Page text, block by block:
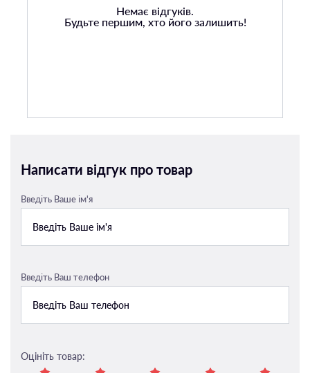
Немає відгуків.
Будьте першим, хто його залишить!
Написати відгук про товар
Введіть Ваше ім'я
Введіть Ваш телефон
Оцініть товар: